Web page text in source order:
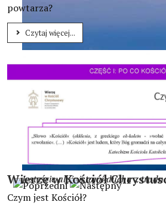
Jesteście alpinistami ducha z
powtarza?
Czytaj więcej...
Wierzę w Kościół
Czym jest Kościół?